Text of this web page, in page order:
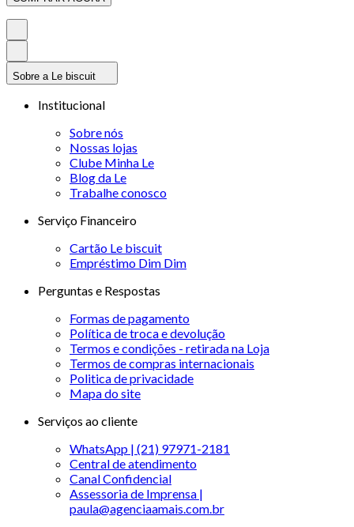
Sobre a Le biscuit
Institucional
Sobre nós
Nossas lojas
Clube Minha Le
Blog da Le
Trabalhe conosco
Serviço Financeiro
Cartão Le biscuit
Empréstimo Dim Dim
Perguntas e Respostas
Formas de pagamento
Política de troca e devolução
Termos e condições - retirada na Loja
Termos de compras internacionais
Politica de privacidade
Mapa do site
Serviços ao cliente
WhatsApp | (21) 97971-2181
Central de atendimento
Canal Confidencial
Assessoria de Imprensa |
paula@agenciaamais.com.br